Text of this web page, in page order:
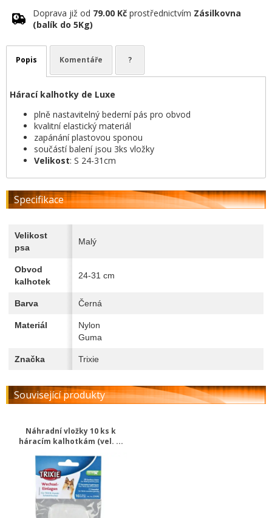
Doprava již od 79.00 Kč prostřednictvím Zásilkovna
(balík do 5Kg)
Popis Komentáře ?
Hárací kalhotky de Luxe
plně nastavitelný bederní pás pro obvod
kvalitní elastický materiál
zapánání plastovou sponou
součástí balení jsou 3ks vložky
Velikost: S 24-31cm
Specifikace
Velikost
psa
Malý
Obvod
kalhotek
24-31 cm
Barva Černá
Materiál
Nylon
Guma
Značka Trixie
Související produkty
Náhradní vložky 10 ks k
háracím kalhotkám (vel. ...